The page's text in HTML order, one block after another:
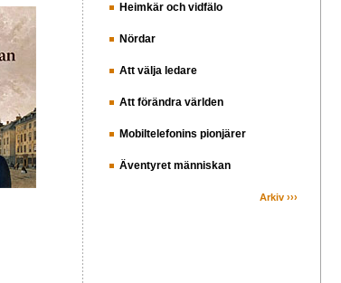
Heimkär och vidfälo
Nördar
Att välja ledare
Att förändra världen
Mobiltelefonins pionjärer
Äventyret människan
Arkiv ›››